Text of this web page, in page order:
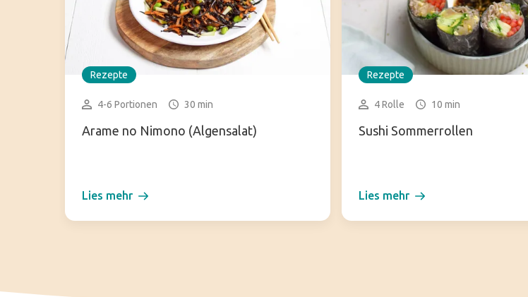
Rezepte
4-6 Portionen 30 min
Arame no Nimono (Algensalat)
Lies mehr
Rezepte
4 Rolle 10 min
Sushi Sommerrollen
Lies mehr